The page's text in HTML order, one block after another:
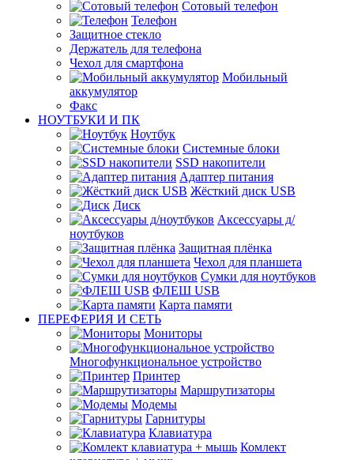
Сотовый телефон
Телефон
Защитное стекло
Держатель для телефона
Чехол для смартфона
Мобильный
аккумулятор
Факс
НОУТБУКИ И ПК
Ноутбук
Системные блоки
SSD накопители
Адаптер питания
Жёсткий диск USB
Диск
Аксессуары д/
ноутбуков
Защитная плёнка
Чехол для планшета
Сумки для ноутбуков
ФЛЕШ USB
Карта памяти
ПЕРЕФЕРИЯ И СЕТЬ
Мониторы
Многофункциональное устройство
Принтер
Маршрутизаторы
Модемы
Гарнитуры
Клавиатура
Комлект